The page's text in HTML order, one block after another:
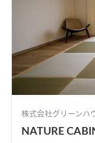
株式会社グリーンハ
NATURE